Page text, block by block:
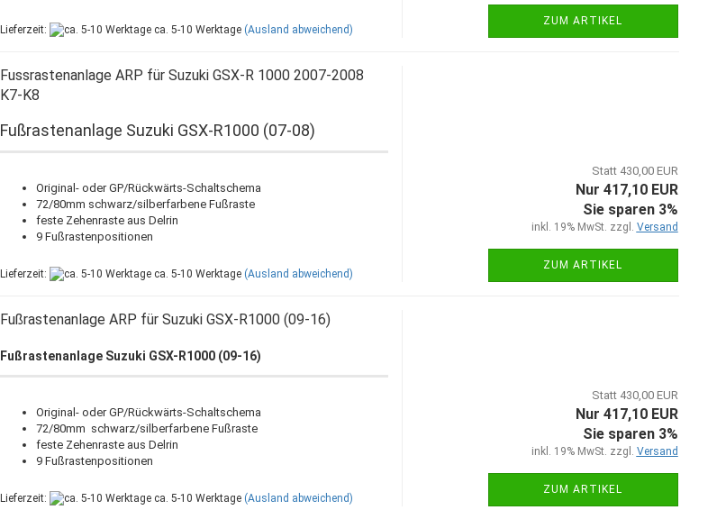
Lieferzeit: ca. 5-10 Werktage (Ausland abweichend)
ZUM ARTIKEL
Fussrastenanlage ARP für Suzuki GSX-R 1000 2007-2008
K7-K8
Fußrastenanlage Suzuki GSX-R1000 (07-08)
Original- oder GP/Rückwärts-Schaltschema
72/80mm schwarz/silberfarbene Fußraste
feste Zehenraste aus Delrin
9 Fußrastenpositionen
Lieferzeit: ca. 5-10 Werktage (Ausland abweichend)
Statt 430,00 EUR
Nur 417,10 EUR
Sie sparen 3%
inkl. 19% MwSt. zzgl. Versand
ZUM ARTIKEL
Fußrastenanlage ARP für Suzuki GSX-R1000 (09-16)
Fußrastenanlage Suzuki GSX-R1000 (09-16)
Original- oder GP/Rückwärts-Schaltschema
72/80mm schwarz/silberfarbene Fußraste
feste Zehenraste aus Delrin
9 Fußrastenpositionen
Lieferzeit: ca. 5-10 Werktage (Ausland abweichend)
Statt 430,00 EUR
Nur 417,10 EUR
Sie sparen 3%
inkl. 19% MwSt. zzgl. Versand
ZUM ARTIKEL